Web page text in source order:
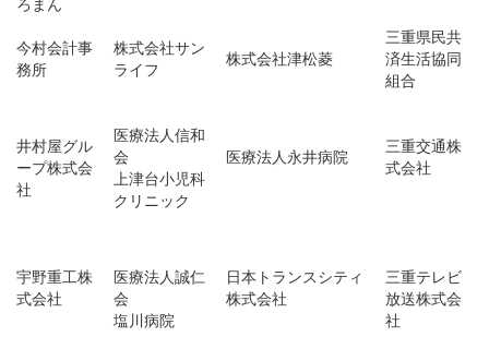
ろまん
今村会計事
務所
株式会社サン
ライフ
株式会社津松菱
三重県民共
済生活協同
組合
井村屋グル
ープ株式会
社
医療法人信和
会
上津台小児科
クリニック
医療法人永井病院
三重交通株
式会社
宇野重工株
式会社
医療法人誠仁
会
塩川病院
日本トランスシティ
株式会社
三重テレビ
放送株式会
社